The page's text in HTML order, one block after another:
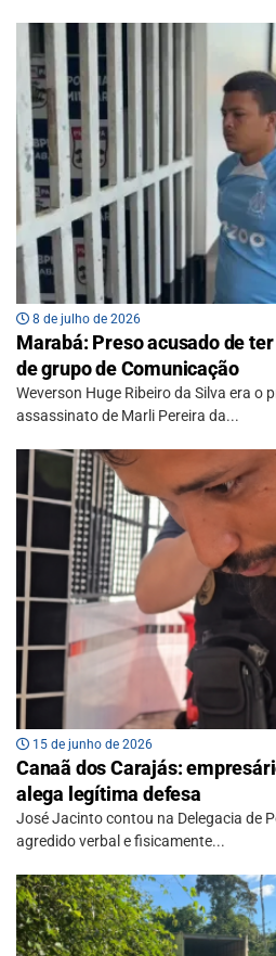
8 de julho de 2026
Marabá: Preso acusado de
de grupo de Comunicação
Weverson Huge Ribeiro da Silva era o
assassinato de Marli Pereira da...
15 de junho de 2026
Canaã dos Carajás:
alega legítima defesa
José Jacinto contou na Delegacia de
agredido verbal e fisicamente...